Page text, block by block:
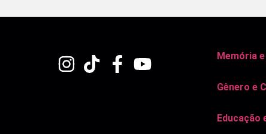
Memória
Gênero e
Educação